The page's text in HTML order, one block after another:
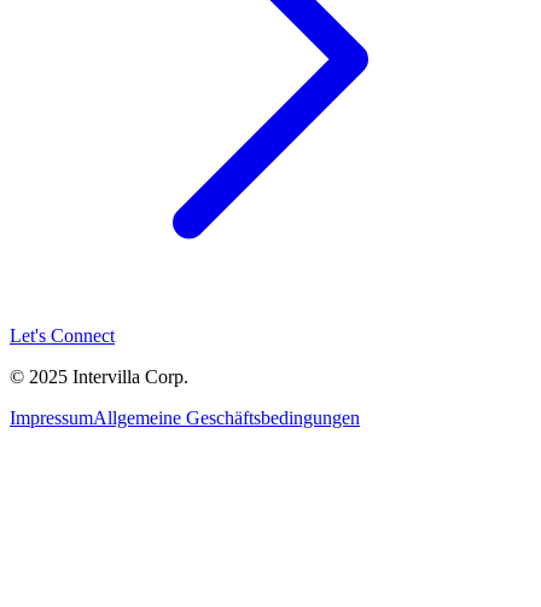
Let's Connect
© 2025 Intervilla Corp.
ImpressumAllgemeine Geschäftsbedingungen